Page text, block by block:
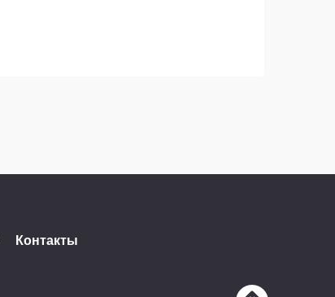
Контакты